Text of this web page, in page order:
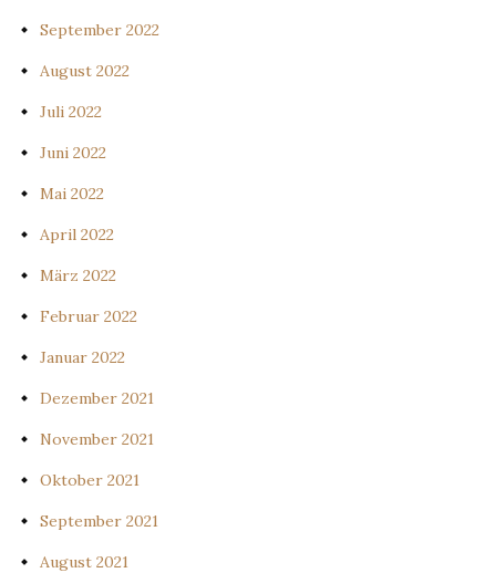
September 2022
August 2022
Juli 2022
Juni 2022
Mai 2022
April 2022
März 2022
Februar 2022
Januar 2022
Dezember 2021
November 2021
Oktober 2021
September 2021
August 2021